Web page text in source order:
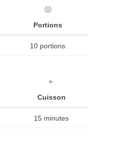
⨂
Portions
10 portions
►
Cuisson
15 minutes